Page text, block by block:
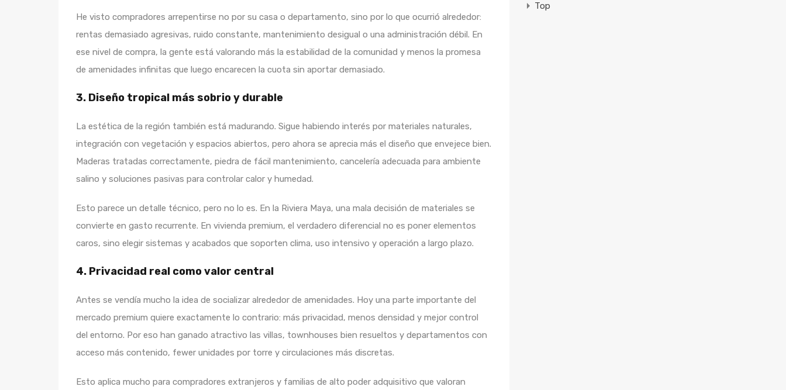
He visto compradores arrepentirse no por su casa o departamento, sino por lo que ocurrió alrededor:
rentas demasiado agresivas, ruido constante, mantenimiento desigual o una administración débil. En
ese nivel de compra, la gente está valorando más la estabilidad de la comunidad y menos la promesa
de amenidades infinitas que luego encarecen la cuota sin aportar demasiado.
3. Diseño tropical más sobrio y durable
La estética de la región también está madurando. Sigue habiendo interés por materiales naturales,
integración con vegetación y espacios abiertos, pero ahora se aprecia más el diseño que envejece bien.
Maderas tratadas correctamente, piedra de fácil mantenimiento, cancelería adecuada para ambiente
salino y soluciones pasivas para controlar calor y humedad.
Esto parece un detalle técnico, pero no lo es. En la Riviera Maya, una mala decisión de materiales se
convierte en gasto recurrente. En vivienda premium, el verdadero diferencial no es poner elementos
caros, sino elegir sistemas y acabados que soporten clima, uso intensivo y operación a largo plazo.
4. Privacidad real como valor central
Antes se vendía mucho la idea de socializar alrededor de amenidades. Hoy una parte importante del
mercado premium quiere exactamente lo contrario: más privacidad, menos densidad y mejor control
del entorno. Por eso han ganado atractivo las villas, townhouses bien resueltos y departamentos con
acceso más contenido, fewer unidades por torre y circulaciones más discretas.
Esto aplica mucho para compradores extranjeros y familias de alto poder adquisitivo que valoran
Top